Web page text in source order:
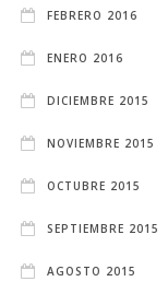
FEBRERO 2016
ENERO 2016
DICIEMBRE 2015
NOVIEMBRE 2015
OCTUBRE 2015
SEPTIEMBRE 2015
AGOSTO 2015